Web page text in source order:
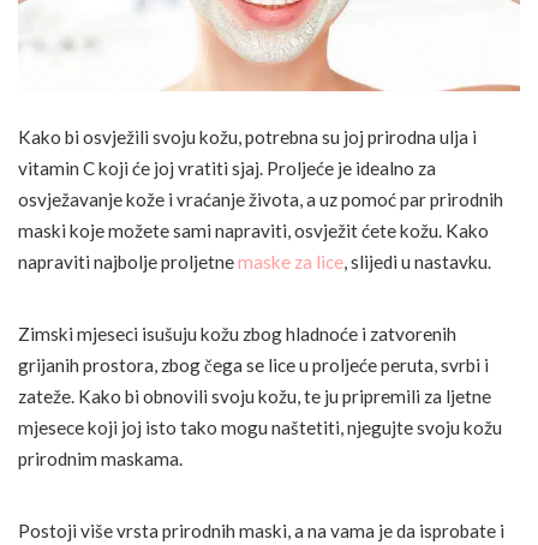
Kako bi osvježili svoju kožu, potrebna su joj prirodna ulja i
vitamin C koji će joj vratiti sjaj. Proljeće je idealno za
osvježavanje kože i vraćanje života, a uz pomoć par prirodnih
maski koje možete sami napraviti, osvježit ćete kožu. Kako
napraviti najbolje proljetnemaske za lice, slijedi u nastavku.
Zimski mjeseci isušuju kožu zbog hladnoće i zatvorenih
grijanih prostora, zbog čega se lice u proljeće peruta, svrbi i
zateže. Kako bi obnovili svoju kožu, te ju pripremili za ljetne
mjesece koji joj isto tako mogu naštetiti, njegujte svoju kožu
prirodnim maskama.
Postoji više vrsta prirodnih maski, a na vama je da isprobate i